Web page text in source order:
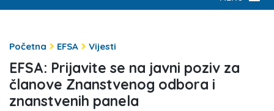
Početna EFSA Vijesti
EFSA: Prijavite se na javni poziv za
članove Znanstvenog odbora i
znanstvenih panela